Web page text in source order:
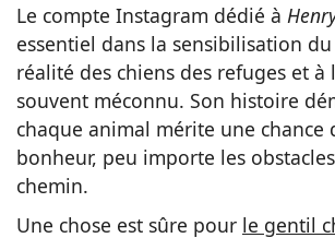
Le compte Instagram dédié à
essentiel dans la sensibilisation
réalité des chiens des refuges et
souvent méconnu. Son histoire
chaque animal mérite une chance
bonheur, peu importe les
chemin.
Une chose est sûre pour le gentil